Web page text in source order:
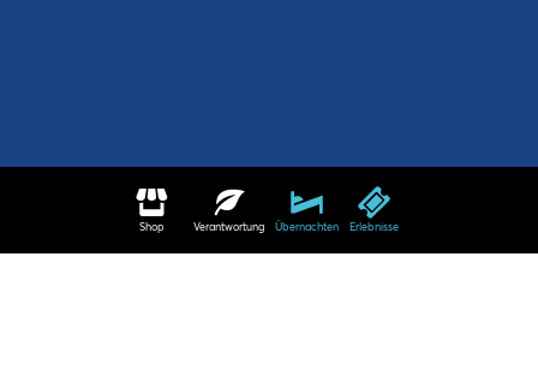
Shop Verantwortung Übernachten Erlebnisse